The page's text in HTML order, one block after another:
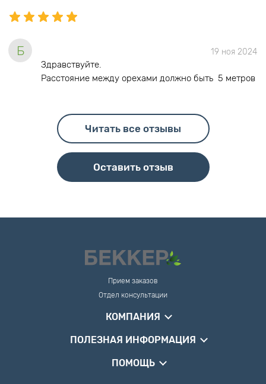
Б 19 ноя 2024
Здравствуйте.
Расстояние между орехами должно быть 5 метров
Читать все отзывы
Оставить отзыв
Прием заказов
Отдел консультации
КОМПАНИЯ
ПОЛЕЗНАЯ ИНФОРМАЦИЯ
ПОМОЩЬ